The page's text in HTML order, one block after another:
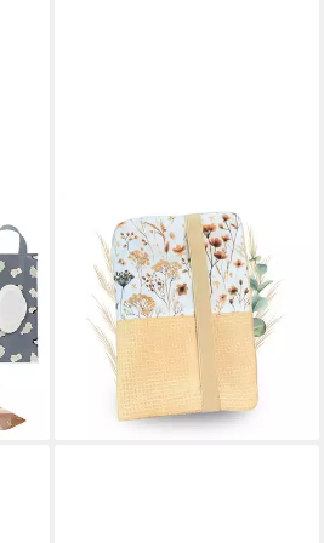
MALINO
Windeltasche Malino
Windeltasche – Baby
Organizer für Windeln &
Feuchttücher
24,90 €
lieferbar - in 3-4 Werktagen bei dir